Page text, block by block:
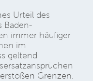
Urteil des
Baden-
immer häufiger
im
geltend
Grenzen.